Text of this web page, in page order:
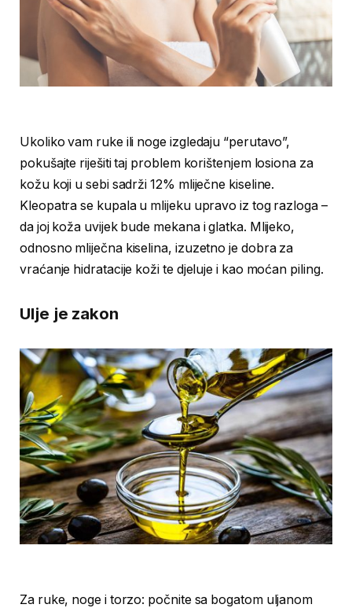
Ukoliko vam ruke ili noge izgledaju “perutavo”,
pokušajte riješiti taj problem korištenjem losiona za
kožu koji u sebi sadrži 12% mliječne kiseline.
Kleopatra se kupala u mlijeku upravo iz tog razloga –
da joj koža uvijek bude mekana i glatka. Mlijeko,
odnosno mliječna kiselina, izuzetno je dobra za
vraćanje hidratacije koži te djeluje i kao moćan piling.
Ulje je zakon
Za ruke, noge i torzo: počnite sa bogatom uljanom